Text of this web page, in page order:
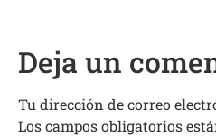
Deja un
Tu dirección de correo
Los campos obligatorios